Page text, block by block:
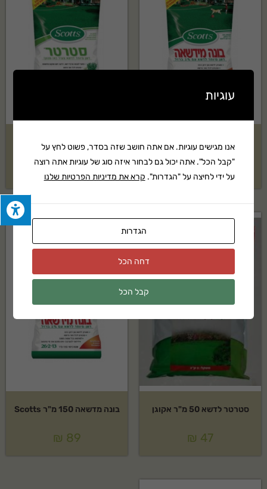
59
סטרטר לדשא 50 מ"ר אקוגן
₪ 47
בונה מדשאה 150 מ"ר Scotts
₪ 89
עוגיות
אנו מגישים עוגיות. אם אתה חושב שזה בסדר, פשוט לחץ על
"קבל הכל". אתה יכול גם לבחור איזה סוג של עוגיות אתה רוצה
על ידי לחיצה על "הגדרות". קרא את מדיניות הפרטיות שלנו
הגדרות
דחה הכל
קבל הכל